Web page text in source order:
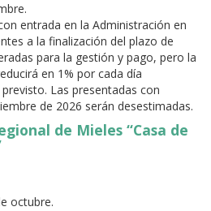
entrada en la Administración en
a la finalización del plazo de
para la gestión y pago, pero la
en 1% por cada día
Las presentadas con
de 2026 serán desestimadas.
de Mieles “Casa de
octubre.